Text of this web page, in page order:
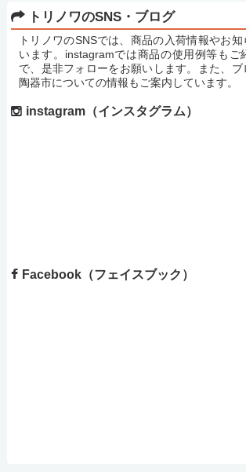
トリノワのSNS・ブログ
トリノワのSNSでは、商品の入荷情報やお
います。instagramでは商品の使用例等もご
で、是非フォローをお願いします。また、
陶器市についての情報もご案内しています。
instagram（インスタグラム）
Facebook（フェイスブック）